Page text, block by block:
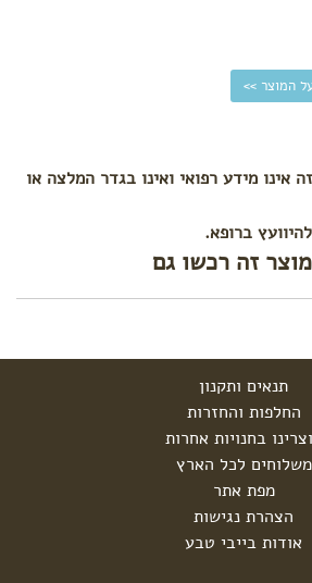
המוצר >>
אינו מידע רפואי ואינו בגדר המלצה או
ברופא.
זה רכשו גם
תנאים ותקנון
החלפות והחזרות
בחנויות אחרות
משלוחים לכל הארץ
מפת אתר
הצהרת נגישות
אודות בייבי טבע